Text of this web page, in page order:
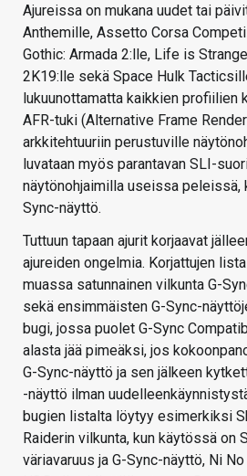
Ajureissa on mukana uudet tai
Anthemille, Assetto Corsa
Gothic: Armada 2:lle, Life is
2K19:lle sekä Space Hulk
lukuunottamatta kaikkien profiilien
AFR-tuki (Alternative Frame
arkkitehtuuriin perustuville
luvataan myös parantavan SLI-
näytönohjaimilla useissa peleissä,
Sync-näyttö.
Tuttuun tapaan ajurit korjaavat
ajureiden ongelmia. Korjattujen
muassa satunnainen vilkunta G-
sekä ensimmäisten G-Sync-
bugi, jossa puolet G-Sync
alasta jää pimeäksi, jos
G-Sync-näyttö ja sen jälkeen
-näyttö ilman
bugien listalta löytyy esimerkiksi
Raiderin vilkunta, kun käytössä on
väriavaruus ja G-Sync-näyttö, Ni